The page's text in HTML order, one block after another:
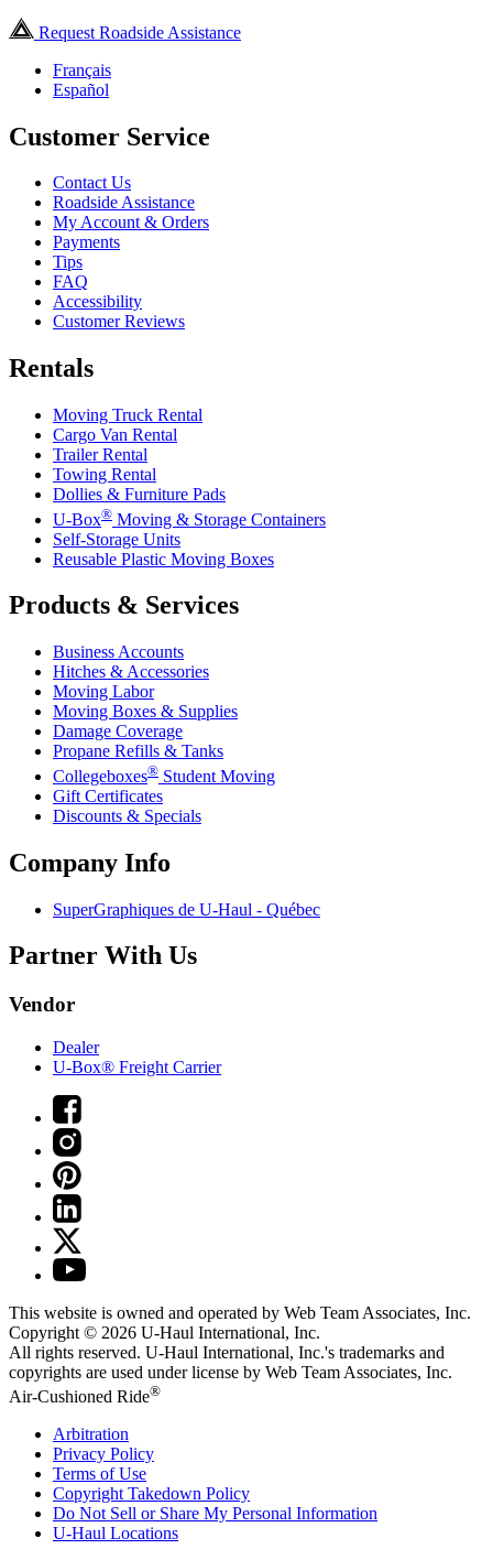
Request Roadside Assistance
Français
Español
Customer Service
Contact Us
Roadside Assistance
My Account & Orders
Payments
Tips
FAQ
Accessibility
Customer Reviews
Rentals
Moving Truck Rental
Cargo Van Rental
Trailer Rental
Towing Rental
Dollies & Furniture Pads
U-Box® Moving & Storage Containers
Self-Storage Units
Reusable Plastic Moving Boxes
Products & Services
Business Accounts
Hitches & Accessories
Moving Labor
Moving Boxes & Supplies
Damage Coverage
Propane Refills & Tanks
Collegeboxes® Student Moving
Gift Certificates
Discounts & Specials
Company Info
SuperGraphiques de U-Haul - Québec
Partner With Us
Vendor
Dealer
U-Box® Freight Carrier
This website is owned and operated by Web Team Associates, Inc.
Copyright © 2026 U-Haul International, Inc.
All rights reserved. U-Haul International, Inc.'s trademarks and
copyrights are used under license by Web Team Associates, Inc.
Air-Cushioned Ride®
Arbitration
Privacy Policy
Terms of Use
Copyright Takedown Policy
Do Not Sell or Share My Personal Information
U-Haul Locations